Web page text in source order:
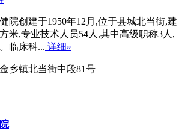
院创建于1950年12月,位于县城北当街,建
米,专业技术人员54人,其中高级职称3人,
临床科... 详细»
乡镇北当街中段81号